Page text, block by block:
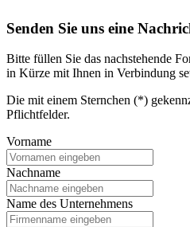
Senden Sie uns eine
Bitte füllen Sie das nachstehende
in Kürze mit Ihnen in Verbindung
Die mit einem Sternchen (*)
Pflichtfelder.
Vorname
Nachname
Name des Unternehmens